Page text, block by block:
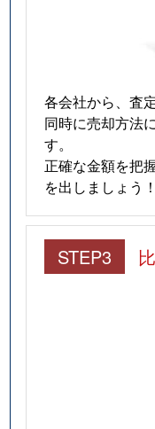
各会社から、査
同時に売却方法
す。
正確な金額を把
を出しましょう！
STEP3